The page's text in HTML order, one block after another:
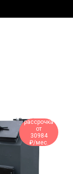
рассрочка
от
30984
₽/мес.